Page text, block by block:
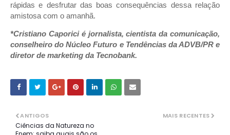
rápidas e desfrutar das boas consequências dessa relação
amistosa com o amanhã.
*Cristiano Caporici é jornalista, cientista da comunicação,
conselheiro do Núcleo Futuro e Tendências da ADVB/PR e
diretor de marketing da Tecnobank.
MAIS RECENTES
ANTIGOS
Ciências da Natureza no